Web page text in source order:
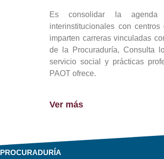
Es consolidar la agenda
interinstitucionales con
imparten carreras vinculadas
de la Procuraduría, Consulta
servicio social y prácticas
PAOT ofrece.
Ver más
PROCURADURÍA